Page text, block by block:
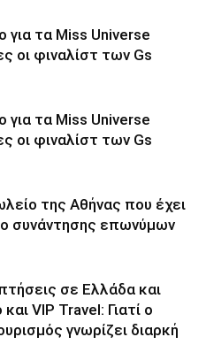
για τα Miss Universe
οι φιναλίστ των Gs
για τα Miss Universe
οι φιναλίστ των Gs
της Αθήνας που έχει
συνάντησης επωνύμων
σε Ελλάδα και
VIP Travel: Γιατί ο
γνωρίζει διαρκή